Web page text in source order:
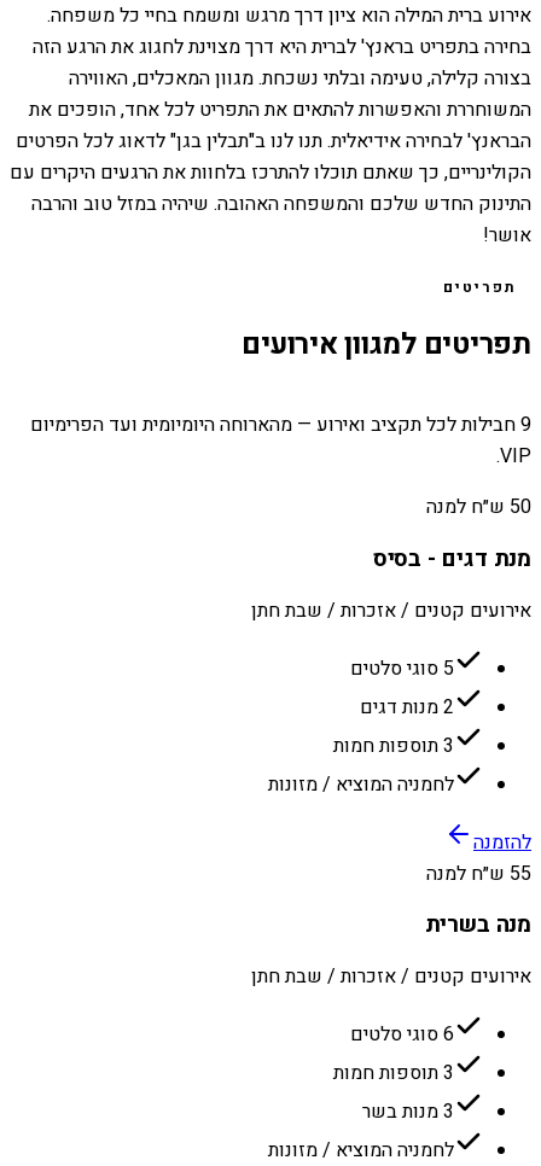
אירוע ברית המילה הוא ציון דרך מרגש ומשמח בחיי כל משפחה.
בחירה בתפריט בראנץ' לברית היא דרך מצוינת לחגוג את הרגע הזה
בצורה קלילה, טעימה ובלתי נשכחת. מגוון המאכלים, האווירה
המשוחררת והאפשרות להתאים את התפריט לכל אחד, הופכים את
הבראנץ' לבחירה אידיאלית. תנו לנו ב"תבלין בגן" לדאוג לכל הפרטים
הקולינריים, כך שאתם תוכלו להתרכז בלחוות את הרגעים היקרים עם
התינוק החדש שלכם והמשפחה האהובה. שיהיה במזל טוב והרבה
אושר!
תפריטים
תפריטים למגוון אירועים
9 חבילות לכל תקציב ואירוע — מהארוחה היומיומית ועד הפרימיום
VIP.
50 ש״ח למנה
מנת דגים - בסיס
אירועים קטנים / אזכרות / שבת חתן
5 סוגי סלטים
2 מנות דגים
3 תוספות חמות
לחמניה המוציא / מזונות
להזמנה
55 ש״ח למנה
מנה בשרית
אירועים קטנים / אזכרות / שבת חתן
6 סוגי סלטים
3 תוספות חמות
3 מנות בשר
לחמניה המוציא / מזונות